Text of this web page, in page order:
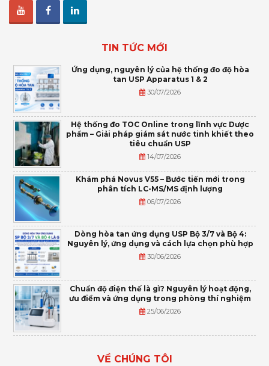
TIN TỨC MỚI
Ứng dụng, nguyên lý của hệ thống đo độ hòa
tan USP Apparatus 1 & 2
30/07/2026
Hệ thống đo TOC Online trong lĩnh vực Dược
phẩm – Giải pháp giám sát nước tinh khiết theo
tiêu chuẩn USP
14/07/2026
Khám phá Novus V55 – Bước tiến mới trong
phân tích LC-MS/MS định lượng
06/07/2026
Dòng hòa tan ứng dụng USP Bộ 3/7 và Bộ 4:
Nguyên lý, ứng dụng và cách lựa chọn phù hợp
30/06/2026
Chuẩn độ điện thế là gì? Nguyên lý hoạt động,
ưu điểm và ứng dụng trong phòng thí nghiệm
25/06/2026
VỀ CHÚNG TÔI